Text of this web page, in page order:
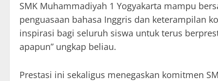
SMK Muhammadiyah 1 Yogyakarta mampu
penguasaan bahasa Inggris dan keterampilan
inspirasi bagi seluruh siswa untuk terus
apapun” ungkap beliau.
Prestasi ini sekaligus menegaskan komitmen